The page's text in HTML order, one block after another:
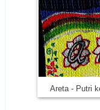
Areta - Putri